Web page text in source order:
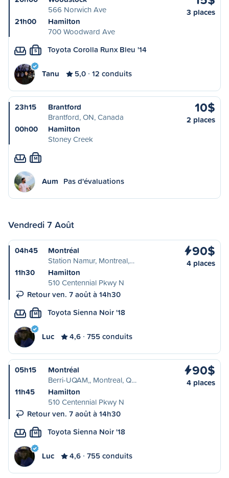
566 Norwich Ave
21h00
Hamilton
700 Woodward Ave
3 places
S Toyota Corolla Runx Bleu '14
Tanu 5,0 12 conduits
23h15
Brantford
Brantford, ON, Canada
00h00
Hamilton
Stoney Creek
10$
2 places
M
Aum Pas d'évaluations
Vendredi 7 Août
04h45
Montréal
Station Namur, Montreal,…
11h30
Hamilton
510 Centennial Pkwy N
Retour ven. 7 août à 14h30
90$
4 places
M Toyota Sienna Noir '18
Luc 4,6 755 conduits
05h15
Montréal
Berri-UQAM,, Montreal, Q…
11h45
Hamilton
510 Centennial Pkwy N
Retour ven. 7 août à 14h30
90$
4 places
M Toyota Sienna Noir '18
Luc 4,6 755 conduits